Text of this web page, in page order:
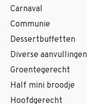
Carnaval
Communie
Dessertbuffetten
Diverse aanvullingen
Groentegerecht
Half mini broodje
Hoofdgerecht